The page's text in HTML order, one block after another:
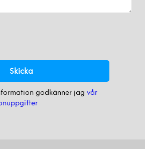
godkänner jag vår